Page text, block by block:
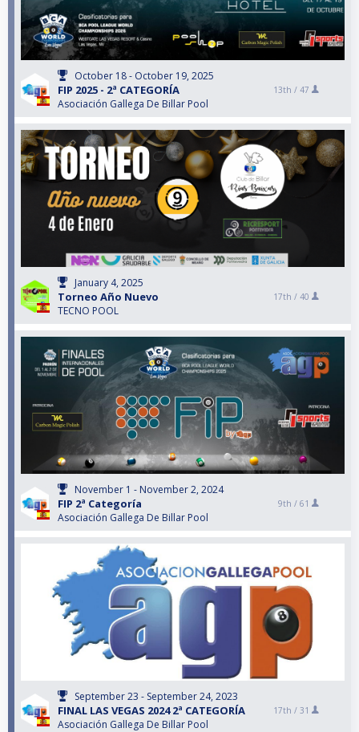
October 18 - October 19, 2025
FIP 2025 - 2ª CATEGORÍA
Asociación Gallega De Billar Pool
13th / 47
January 4, 2025
Torneo Año Nuevo
TECNO POOL
17th / 40
November 1 - November 2, 2024
FIP 2ª Categoría
Asociación Gallega De Billar Pool
9th / 61
September 23 - September 24, 2023
FINAL LAS VEGAS 2024 2ª CATEGORÍA
Asociación Gallega De Billar Pool
17th / 31